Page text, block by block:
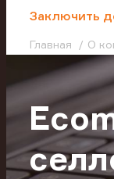
Заключить
Главная О